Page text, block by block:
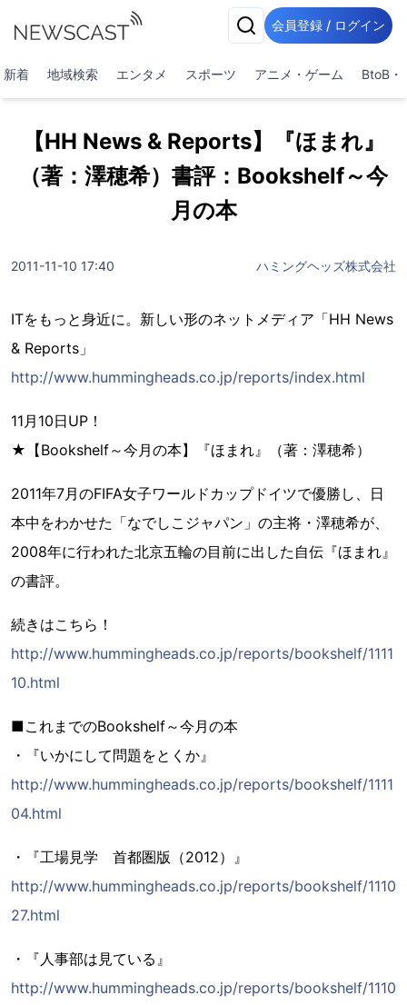
会員登録 / ログイン
新着 地域検索 エンタメ スポーツ アニメ・ゲーム BtoB・
【HH News & Reports】『ほまれ』
（著：澤穂希）書評：Bookshelf～今
月の本
2011-11-10 17:40 ハミングヘッズ株式会社
ITをもっと身近に。新しい形のネットメディア「HH News
& Reports」
http://www.hummingheads.co.jp/reports/index.html
11月10日UP！
★【Bookshelf～今月の本】『ほまれ』（著：澤穂希）
2011年7月のFIFA女子ワールドカップドイツで優勝し、日
本中をわかせた「なでしこジャパン」の主将・澤穂希が、
2008年に行われた北京五輪の目前に出した自伝『ほまれ』
の書評。
続きはこちら！
http://www.hummingheads.co.jp/reports/bookshelf/1111
10.html
■これまでのBookshelf～今月の本
・『いかにして問題をとくか』
http://www.hummingheads.co.jp/reports/bookshelf/1111
04.html
・『工場見学 首都圏版（2012）』
http://www.hummingheads.co.jp/reports/bookshelf/1110
27.html
・『人事部は見ている』
http://www.hummingheads.co.jp/reports/bookshelf/1110